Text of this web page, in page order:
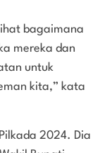
bagaimana
mereka dan
untuk
kita,” kata
2024. Dia